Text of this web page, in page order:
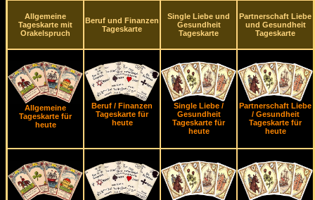
Allgemeine
Tageskarte mit
Orakelspruch
Beruf und Finanzen
Tageskarte
Single Liebe und
Gesundheit
Tageskarte
Partnerschaft Liebe
und Gesundheit
Tageskarte
Allgemeine
Tageskarte für
heute
Beruf / Finanzen
Tageskarte für
heute
Single Liebe /
Gesundheit
Tageskarte für
heute
Partnerschaft Liebe
/ Gesundheit
Tageskarte für
heute